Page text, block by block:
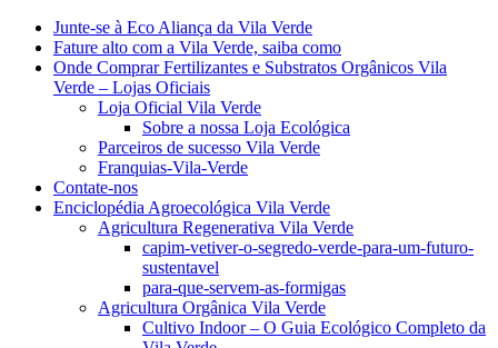
Junte-se à Eco Aliança da Vila Verde
Fature alto com a Vila Verde, saiba como
Onde Comprar Fertilizantes e Substratos Orgânicos Vila
Verde – Lojas Oficiais
Loja Oficial Vila Verde
Sobre a nossa Loja Ecológica
Parceiros de sucesso Vila Verde
Franquias-Vila-Verde
Contate-nos
Enciclopédia Agroecológica Vila Verde
Agricultura Regenerativa Vila Verde
capim-vetiver-o-segredo-verde-para-um-futuro-
sustentavel
para-que-servem-as-formigas
Agricultura Orgânica Vila Verde
Cultivo Indoor – O Guia Ecológico Completo da